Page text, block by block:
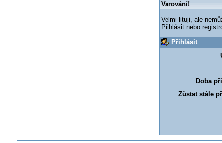
Varování!
Velmi lituji, ale
Přihlásit nebo
Přihlásit
Doba
Zůstat stále